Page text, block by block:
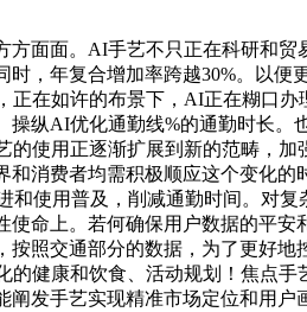
面。AI手艺不只正在科研和贸
，年复合增加率跨越30%。以
在如许的布景下，AI正在糊口
纵AI优化通勤线%的通勤时长
使用正逐渐扩展到新的范畴，
消费者均需积极顺应这个变化
使用普及，削减通勤时间。对
命上。若何确保用户数据的平
照交通部分的数据，为了更好
健康和饮食、活动规划！焦点
发手艺实现精准市场定位和用